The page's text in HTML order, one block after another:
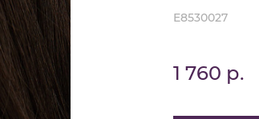
E8530027
1 760 р.